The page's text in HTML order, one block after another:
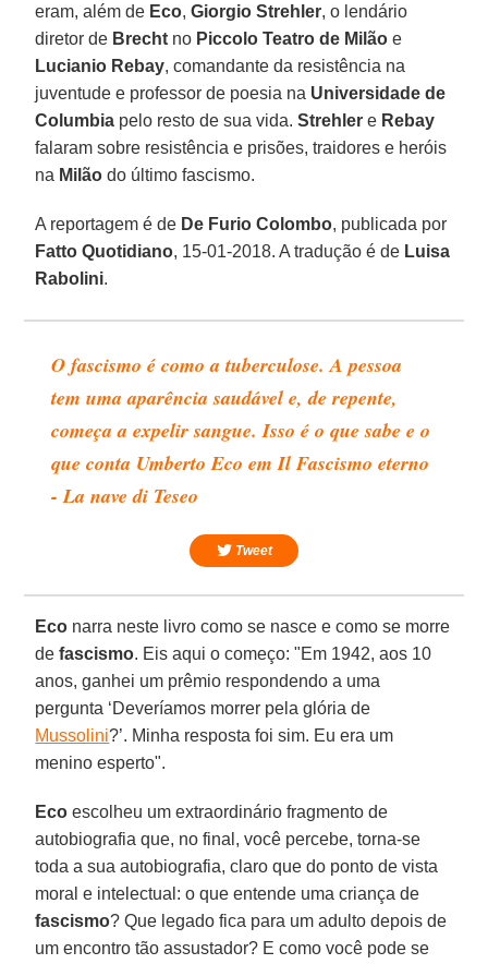
eram, além de Eco,Giorgio Strehler, o lendário
diretor de Brecht no Piccolo Teatro de Milão e
Lucianio Rebay, comandante da resistência na
juventude e professor de poesia na Universidade de
Columbia pelo resto de sua vida.Strehler e Rebay
falaram sobre resistência e prisões, traidores e heróis
na Milão do último fascismo.
A reportagem é de De Furio Colombo, publicada por
Fatto Quotidiano, 15-01-2018. A tradução é de Luisa
Rabolini.
O fascismo é como a tuberculose. A pessoa
tem uma aparência saudável e, de repente,
começa a expelir sangue. Isso é o que sabe e o
que conta Umberto Eco em Il Fascismo eterno
- La nave di Teseo
Tweet
Eco narra neste livro como se nasce e como se morre
defascismo. Eis aqui o começo: "Em 1942, aos 10
anos, ganhei um prêmio respondendo a uma
pergunta ‘Deveríamos morrer pela glória de
Mussolini?’. Minha resposta foi sim. Eu era um
menino esperto".
Eco escolheu um extraordinário fragmento de
autobiografia que, no final, você percebe, torna-se
toda a sua autobiografia, claro que do ponto de vista
moral e intelectual: o que entende uma criança de
fascismo? Que legado fica para um adulto depois de
um encontro tão assustador? E como você pode se